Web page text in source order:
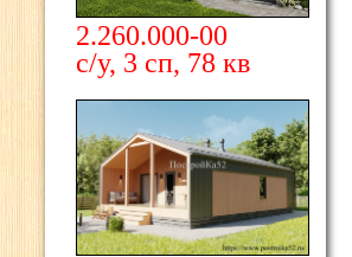
2.260.000-00
с/у, 3 сп, 78 кв